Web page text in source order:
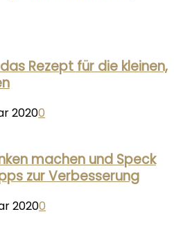
Rezept für die kleinen,
20200
machen und Speck
zur Verbesserung
20200